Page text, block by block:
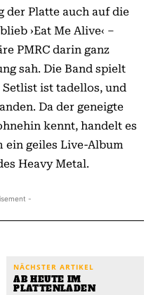
der Platte auch auf die
›Eat Me Alive‹ –
PMRC darin ganz
sah. Die Band spielt
ist tadellos, und
Da der geneigte
kennt, handelt es
ein geiles Live-Album
Heavy Metal.
-
NÄCHSTER ARTIKEL
AB HEUTE IM
PLATTENLADEN